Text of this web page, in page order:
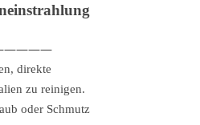
direkte
zu reinigen.
oder Schmutz